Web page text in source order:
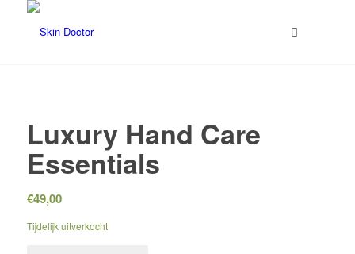
Luxury Hand Care
Essentials
€49,00
Tijdelijk uitverkocht